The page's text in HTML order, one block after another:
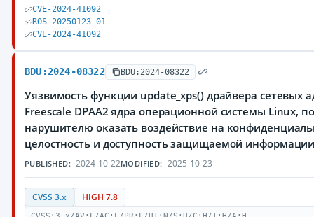
CVE-2024-41092
ROS-20250123-01
CVE-2024-41092
BDU:2024-08322 BDU:2024-08322
Уязвимость функции update_xps() драйвера сетевых
Freescale DPAA2 ядра операционной системы Linux,
нарушителю оказать воздействие на
целостность и доступность защищаемой
PUBLISHED: 2024-10-22MODIFIED: 2025-10-23
CVSS 3.x HIGH 7.8